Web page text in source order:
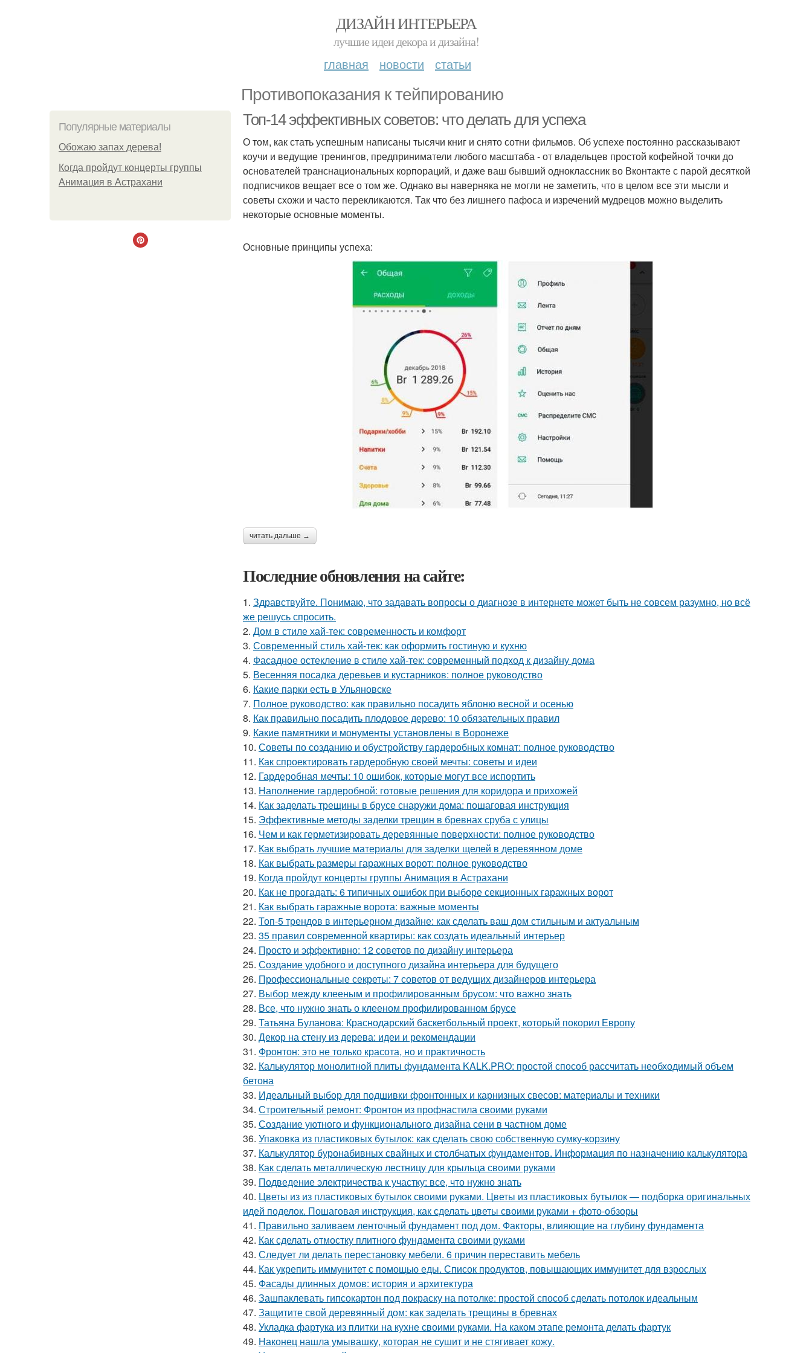
ДИЗАЙН ИНТЕРЬЕРА
лучшие идеи декора и дизайна!
главная новости статьи
Противопоказания к тейпированию
Популярные материалы
Обожaю зaпах деpева!
Когда пройдут концерты группы
Анимация в Астрахани
Топ-14 эффективных советов: что делать для успеха
О том, как стать успешным написаны тысячи книг и снято сотни фильмов. Об успехе постоянно рассказывают
коучи и ведущие тренингов, предприниматели любого масштаба - от владельцев простой кофейной точки до
основателей транснациональных корпораций, и даже ваш бывший одноклассник во Вконтакте с парой десяткой
подписчиков вещает все о том же. Однако вы наверняка не могли не заметить, что в целом все эти мысли и
советы схожи и часто перекликаются. Так что без лишнего пафоса и изречений мудрецов можно выделить
некоторые основные моменты.
Основные принципы успеха:
читать дальше →
Последние обновления на сайте:
1. Здравствуйте. Понимаю, что задавать вопросы о диагнозе в интернете может быть не совсем разумно, но всё
же решусь спросить.
2. Дом в стиле хай-тек: современность и комфорт
3. Современный стиль хай-тек: как оформить гостиную и кухню
4. Фасадное остекление в стиле хай-тек: современный подход к дизайну дома
5. Весенняя посадка деревьев и кустарников: полное руководство
6. Какие парки есть в Ульяновске
7. Полное руководство: как правильно посадить яблоню весной и осенью
8. Как правильно посадить плодовое дерево: 10 обязательных правил
9. Какие памятники и монументы установлены в Воронеже
10. Советы по созданию и обустройству гардеробных комнат: полное руководство
11. Как спроектировать гардеробную своей мечты: советы и идеи
12. Гардеробная мечты: 10 ошибок, которые могут все испортить
13. Наполнение гардеробной: готовые решения для коридора и прихожей
14. Как заделать трещины в брусе снаружи дома: пошаговая инструкция
15. Эффективные методы заделки трещин в бревнах сруба с улицы
16. Чем и как герметизировать деревянные поверхности: полное руководство
17. Как выбрать лучшие материалы для заделки щелей в деревянном доме
18. Как выбрать размеры гаражных ворот: полное руководство
19. Когда пройдут концерты группы Анимация в Астрахани
20. Как не прогадать: 6 типичных ошибок при выборе секционных гаражных ворот
21. Как выбрать гаражные ворота: важные моменты
22. Топ-5 трендов в интерьерном дизайне: как сделать ваш дом стильным и актуальным
23. 35 правил современной квартиры: как создать идеальный интерьер
24. Просто и эффективно: 12 советов по дизайну интерьера
25. Создание удобного и доступного дизайна интерьера для будущего
26. Профессиональные секреты: 7 советов от ведущих дизайнеров интерьера
27. Выбор между клееным и профилированным брусом: что важно знать
28. Все, что нужно знать о клееном профилированном брусе
29. Татьяна Буланова: Краснодарский баскетбольный проект, который покорил Европу
30. Декор на стену из дерева: идеи и рекомендации
31. Фронтон: это не только красота, но и практичность
32. Калькулятор монолитной плиты фундамента KALK.PRO: простой способ рассчитать необходимый объем
бетона
33. Идеальный выбор для подшивки фронтонных и карнизных свесов: материалы и техники
34. Строительный ремонт: Фронтон из профнастила своими руками
35. Создание уютного и функционального дизайна сени в частном доме
36. Упаковка из пластиковых бутылок: как сделать свою собственную сумку-корзину
37. Калькулятор буронабивных свайных и столбчатых фундаментов. Информация по назначению калькулятора
38. Как сделать металлическую лестницу для крыльца своими руками
39. Подведение электричества к участку: все, что нужно знать
40. Цветы из из пластиковых бутылок своими руками. Цветы из пластиковых бутылок — подборка оригинальных
идей поделок. Пошаговая инструкция, как сделать цветы своими руками + фото-обзоры
41. Правильно заливаем ленточный фундамент под дом. Факторы, влияющие на глубину фундамента
42. Как сделать отмостку плитного фундамента своими руками
43. Следует ли делать перестановку мебели. 6 причин переставить мебель
44. Как укрепить иммунитет с помощью еды. Список продуктов, повышающих иммунитет для взрослых
45. Фасады длинных домов: история и архитектура
46. Зашпаклевать гипсокартон под покраску на потолке: простой способ сделать потолок идеальным
47. Защитите свой деревянный дом: как заделать трещины в бревнах
48. Укладка фартука из плитки на кухне своими руками. На каком этапе ремонта делать фартук
49. Наконец нашла умывашку, которая не сушит и не стягивает кожу.